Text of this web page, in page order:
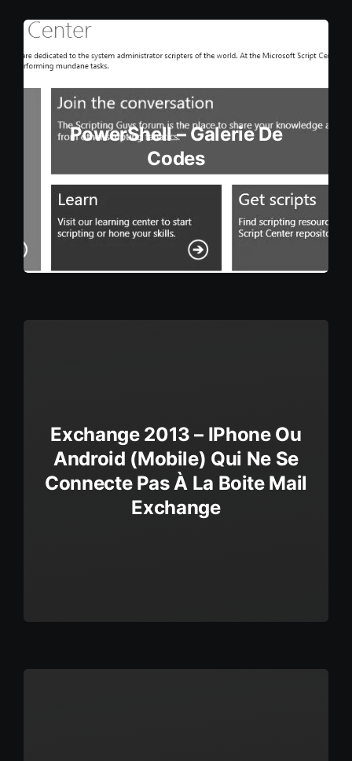
PowerShell – Galerie De
Codes
Exchange 2013 – IPhone Ou
Android (mobile) Qui Ne Se
Connecte Pas À La Boite Mail
Exchange